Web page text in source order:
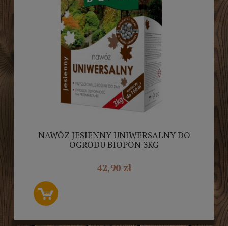
NAWÓZ JESIENNY UNIWERSALNY DO
OGRODU BIOPON 3KG
42,90 zł